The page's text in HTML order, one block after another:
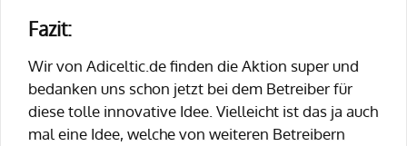
Fazit:
Wir von Adiceltic.de finden die Aktion super und
bedanken uns schon jetzt bei dem Betreiber für
diese tolle innovative Idee. Vielleicht ist das ja auch
mal eine Idee, welche von weiteren Betreibern